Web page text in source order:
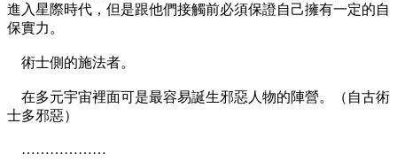
進入星際時代，但是跟他們接觸前必須保證自己擁有一定的自
保實力。
術士側的施法者。
在多元宇宙裡面可是最容易誕生邪惡人物的陣營。（自古術
士多邪惡）
………………